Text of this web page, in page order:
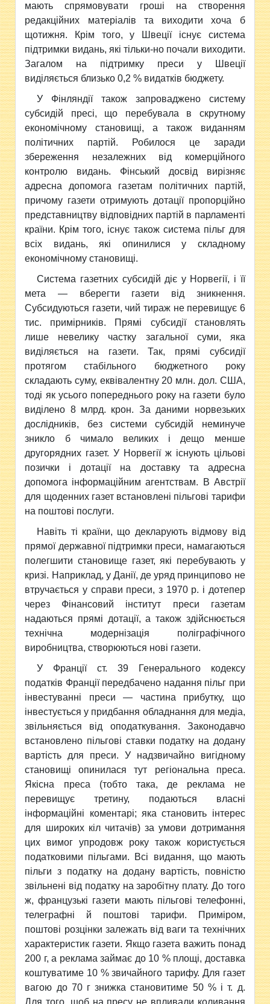
мають спрямовувати гроші на створення
редакційних матеріалів та виходити хоча б
щотижня. Крім того, у Швеції існує система
підтримки видань, які тільки-но почали виходити.
Загалом на підтримку преси у Швеції
виділяється близько 0,2 % видатків бюджету.
У Фінляндії також запроваджено систему
субсидій пресі, що перебувала в скрутному
економічному становищі, а також виданням
політичних партій. Робилося це заради
збереження незалежних від комерційного
контролю видань. Фінський досвід вирізняє
адресна допомога газетам політичних партій,
причому газети отримують дотації пропорційно
представництву відповідних партій в парламенті
країни. Крім того, існує також система пільг для
всіх видань, які опинилися у складному
економічному становищі.
Система газетних субсидій діє у Норвегії, і її
мета — вберегти газети від зникнення.
Субсидуються газети, чий тираж не перевищує 6
тис. примірників. Прямі субсидії становлять
лише невелику частку загальної суми, яка
виділяється на газети. Так, прямі субсидії
протягом стабільного бюджетного року
складають суму, еквівалентну 20 млн. дол. США,
тоді як усього попереднього року на газети було
виділено 8 млрд. крон. За даними норвезьких
дослідників, без системи субсидій неминуче
зникло б чимало великих і дещо менше
другорядних газет. У Норвегії ж існують цільові
позички і дотації на доставку та адресна
допомога інформаційним агентствам. В Австрії
для щоденних газет встановлені пільгові тарифи
на поштові послуги.
Навіть ті країни, що декларують відмову від
прямої державної підтримки преси, намагаються
полегшити становище газет, які перебувають у
кризі. Наприклад, у Данії, де уряд принципово не
втручається у справи преси, з 1970 р. і дотепер
через Фінансовий інститут преси газетам
надаються прямі дотації, а також здійснюється
технічна модернізація поліграфічного
виробництва, створюються нові газети.
У Франції ст. 39 Генерального кодексу
податків Франції передбачено надання пільг при
інвестуванні преси — частина прибутку, що
інвестується у придбання обладнання для медіа,
звільняється від оподаткування. Законодавчо
встановлено пільгові ставки податку на додану
вартість для преси. У надзвичайно вигідному
становищі опинилася тут регіональна преса.
Якісна преса (тобто така, де реклама не
перевищує третину, подаються власні
інформаційні коментарі; яка становить інтерес
для широких кіл читачів) за умови дотримання
цих вимог упродовж року також користується
податковими пільгами. Всі видання, що мають
пільги з податку на додану вартість, повністю
звільнені від податку на заробітну плату. До того
ж, французькі газети мають пільгові телефонні,
телеграфні й поштові тарифи. Приміром,
поштові розцінки залежать від ваги та технічних
характеристик газети. Якщо газета важить понад
200 г, а реклама займає до 10 % площі, доставка
коштуватиме 10 % звичайного тарифу. Для газет
вагою до 70 г знижка становитиме 50 % і т. д.
Для того, щоб на пресу не впливали коливання